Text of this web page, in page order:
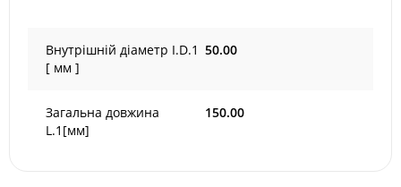
Внутрішній діаметр I.D.1
[ мм ]
50.00
Загальна довжина
L.1[мм]
150.00